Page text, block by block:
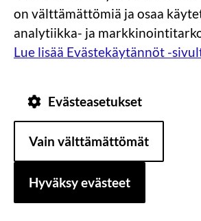
Sosiaalinen
media:
instagram
Sosiaalinen
media:
facebook
Sosiaalinen
media:
youtube
Sosiaalinen
media:
snapchat
Tietosuoja
on välttämättömiä ja osaa
analytiikka- ja
Lue lisää Evästekäytännöt -
Evästeasetukset
Vain välttämättömät
Hyväksy evästeet